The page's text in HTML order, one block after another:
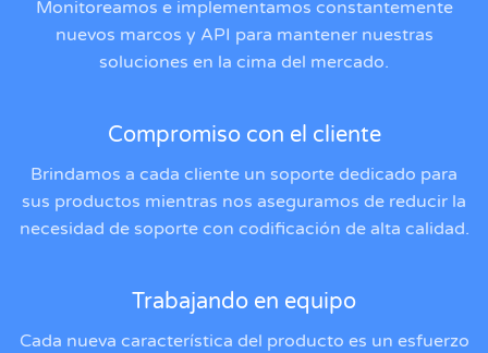
Monitoreamos e implementamos constantemente
nuevos marcos y API para mantener nuestras
soluciones en la cima del mercado.
Compromiso con el cliente
Brindamos a cada cliente un soporte dedicado para
sus productos mientras nos aseguramos de reducir la
necesidad de soporte con codificación de alta calidad.
Trabajando en equipo
Cada nueva característica del producto es un esfuerzo